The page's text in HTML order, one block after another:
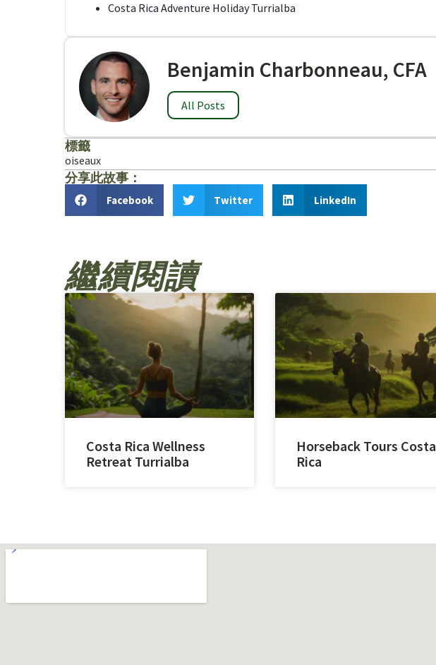
Costa Rica Adventure Holiday Turrialba
Benjamin Charbonneau, CFA
All Posts
標籤
oiseaux
分享此故事：
Facebook Twitter LinkedIn
繼續閱讀
Costa Rica Wellness
Retreat Turrialba
Horseback Tours Costa
Rica